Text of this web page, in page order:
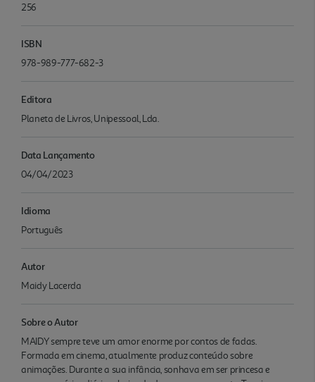
256
ISBN
978-989-777-682-3
Editora
Planeta de Livros, Unipessoal, Lda.
Data Lançamento
04/04/2023
Idioma
Português
Autor
Maidy Lacerda
Sobre o Autor
MAIDY sempre teve um amor enorme por contos de fadas.
Formada em cinema, atualmente produz conteúdo sobre
animações. Durante a sua infância, sonhava em ser princesa e